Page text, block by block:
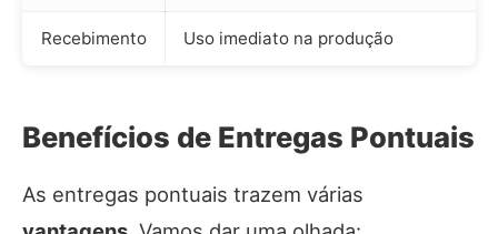
Recebimento Uso imediato na produção
Benefícios de Entregas Pontuais
As entregas pontuais trazem várias